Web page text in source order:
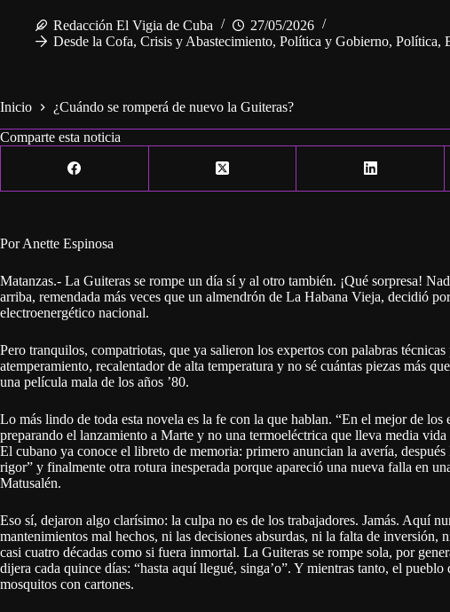
Redacción El Vigia de Cuba
27/05/2026
Desde la Cofa, Crisis y Abastecimiento, Política y Gobierno, Política,
Inicio
¿Cuándo se romperá de nuevo la Guiteras?
Comparte esta noticia
Por Anette Espinosa
Matanzas.- La Guiteras se rompe un día sí y al otro también. ¡Qué sorpresa!
arriba, remendada más veces que un almendrón de La Habana Vieja, decidió
electroenergético nacional.
Pero tranquilos, compatriotas, que ya salieron los expertos con palabras
atemperamiento, recalentador de alta temperatura y no sé cuántas piezas más
una película mala de los años ’80.
Lo más lindo de toda esta novela es la fe con la que hablan. “En el mejor de
preparando el lanzamiento a Marte y no una termoeléctrica que lleva media
El cubano ya conoce el libreto de memoria: primero anuncian la avería, después
rigor” y finalmente otra rotura inesperada porque apareció una nueva falla en
Matusalén.
Eso sí, dejaron algo clarísimo: la culpa no es de los trabajadores. Jamás. Aquí
mantenimientos mal hechos, ni las decisiones absurdas, ni la falta de inversión,
casi cuatro décadas como si fuera inmortal. La Guiteras se rompe sola, por
dijera cada quince días: “hasta aquí llegué, singa’o”. Y mientras tanto, el
mosquitos con cartones.